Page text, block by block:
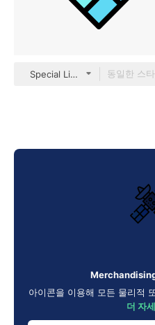
Special Lineal color
아이콘을 이용해 모든 물리적
더 자